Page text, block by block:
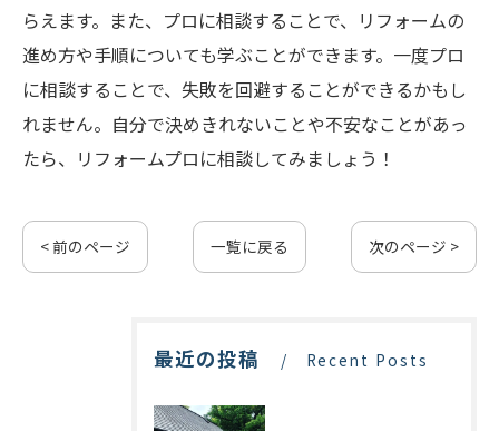
らえます。また、プロに相談することで、リフォームの
進め方や手順についても学ぶことができます。一度プロ
に相談することで、失敗を回避することができるかもし
れません。自分で決めきれないことや不安なことがあっ
たら、リフォームプロに相談してみましょう！
< 前のページ 一覧に戻る 次のページ >
最近の投稿 Recent Posts